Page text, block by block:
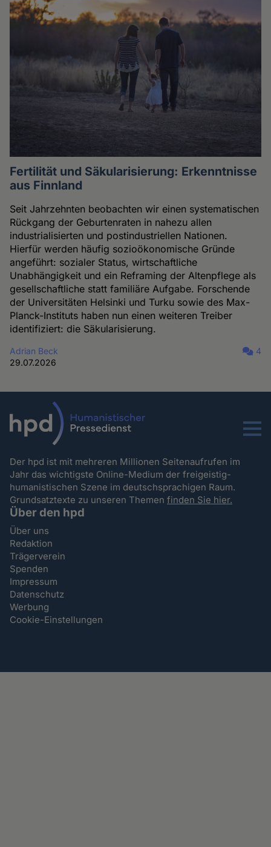
Fertilität und Säkularisierung: Erkenntnisse
aus Finnland
Seit Jahrzehnten beobachten wir einen systematischen
Rückgang der Geburtenraten in nahezu allen
industrialisierten und postindustriellen Nationen.
Hierfür werden häufig sozioökonomische Gründe
angeführt: sozialer Status, wirtschaftliche
Unabhängigkeit und ein Reframing der Altenpflege als
gesellschaftliche statt familiäre Aufgabe. Forschende
der Universitäten Helsinki und Turku sowie des Max-
Planck-Instituts haben nun einen weiteren Treiber
identifiziert: die Säkularisierung.
Adrian Beck
29.07.2026
4
Menu
Der hpd ist mit mehreren Millionen Seitenaufrufen im
Jahr das wichtigste Online-Medium der freigeistig-
humanistischen Szene im deutschsprachigen Raum.
Grundsatztexte zu unseren Themenfinden Sie hier.
Über den hpd
Über uns
Redaktion
Trägerverein
Spenden
Impressum
Datenschutz
Werbung
Cookie-Einstellungen